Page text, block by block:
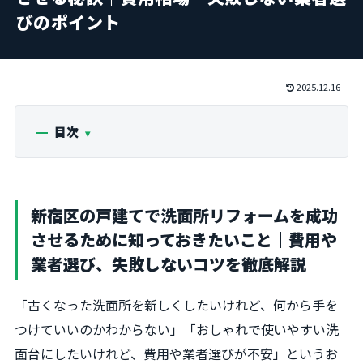
びのポイント
2025.12.16
目次
新宿区の戸建てで洗面所リフォームを成功
させるために知っておきたいこと｜費用や
業者選び、失敗しないコツを徹底解説
「古くなった洗面所を新しくしたいけれど、何から手を
つけていいのかわからない」「おしゃれで使いやすい洗
面台にしたいけれど、費用や業者選びが不安」というお